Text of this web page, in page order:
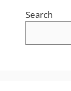
Search